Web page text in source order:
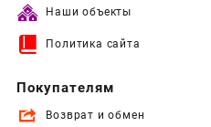
Наши объекты
Политика сайта
Покупателям
Возврат и обмен